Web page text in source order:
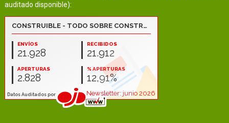
auditado disponible):